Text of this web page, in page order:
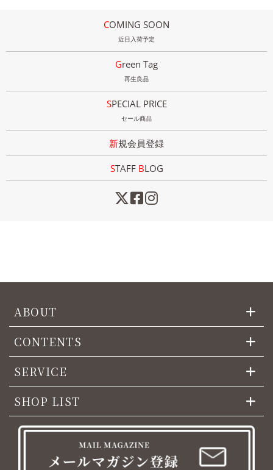
COMING SOON
近日入荷予定
Green Tag
再生良品
SPECIAL PRICE
セール商品
新規会員登録
STAFF BLOG
ABOUT
CONTENTS
SERVICE
SHOP LIST